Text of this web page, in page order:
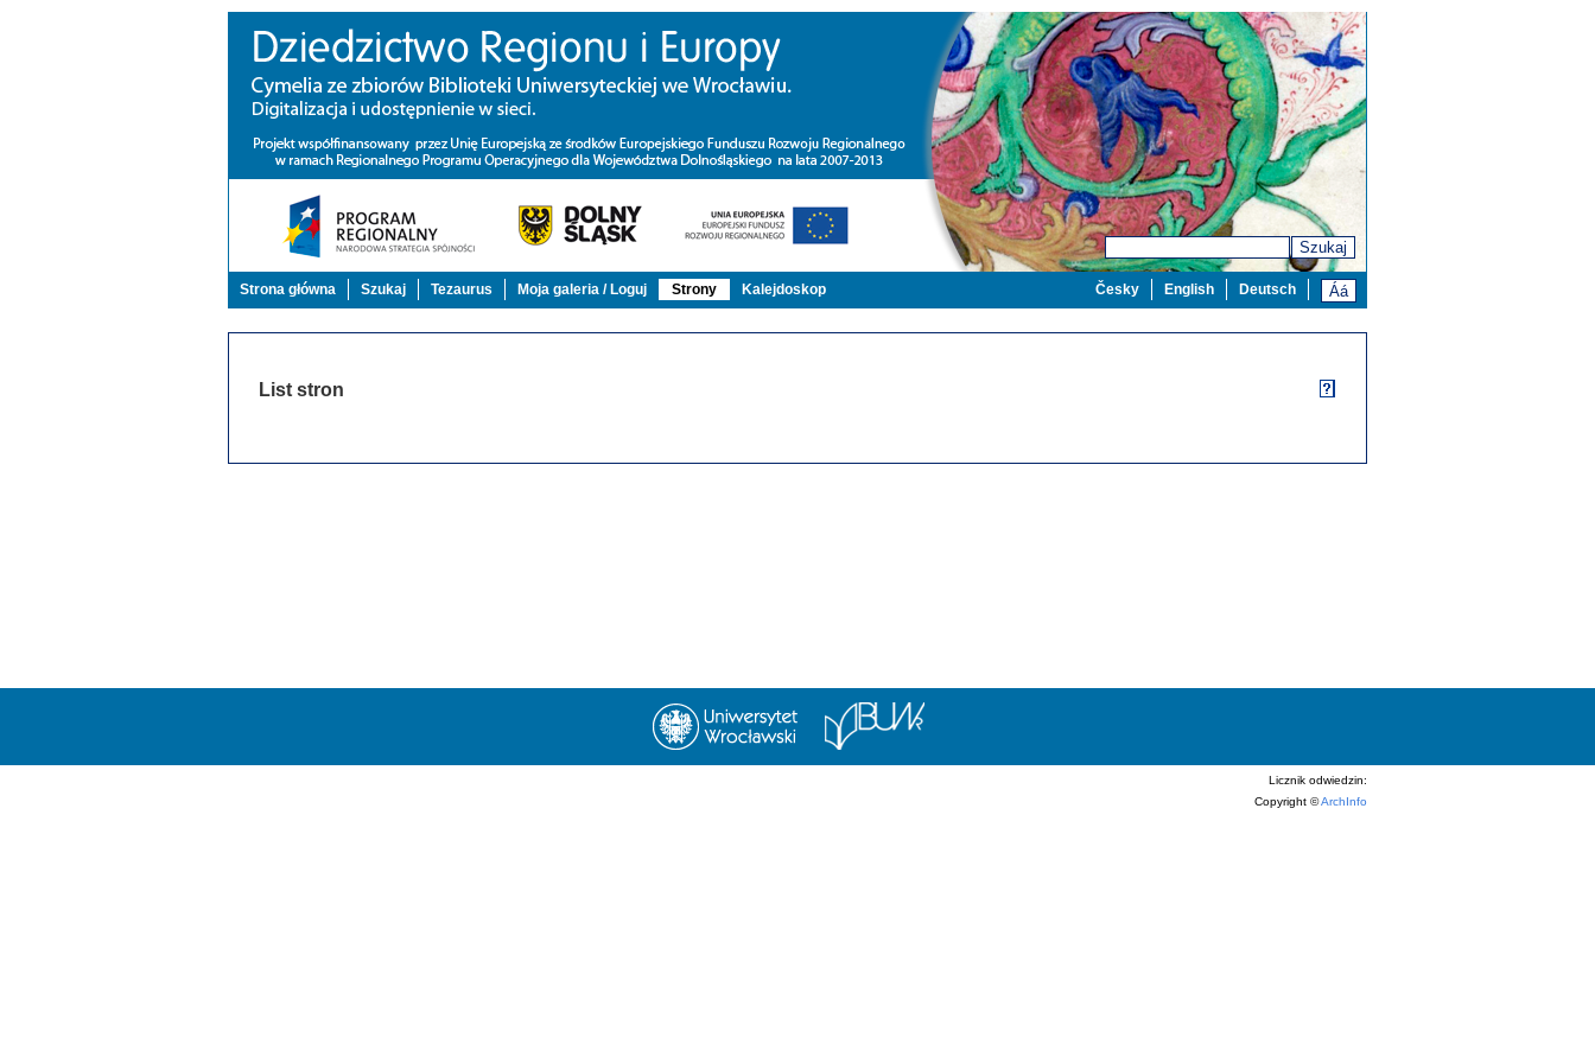
Szukaj
Strona główna Szukaj Tezaurus Moja galeria / Loguj Strony Kalejdoskop Deutsch
English
Česky
List stron
Licznik odwiedzin:
Copyright ©ArchInfo